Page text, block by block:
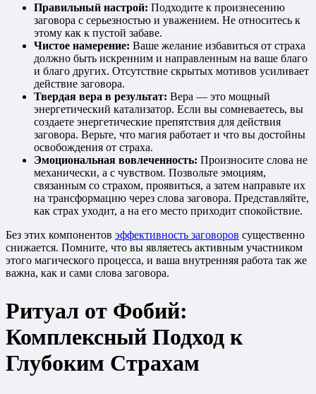
Правильный настрой: Подходите к произнесению
заговора с серьезностью и уважением. Не относитесь к
этому как к пустой забаве.
Чистое намерение: Ваше желание избавиться от страха
должно быть искренним и направленным на ваше благо
и благо других. Отсутствие скрытых мотивов усиливает
действие заговора.
Твердая вера в результат: Вера — это мощный
энергетический катализатор. Если вы сомневаетесь, вы
создаете энергетические препятствия для действия
заговора. Верьте, что магия работает и что вы достойны
освобождения от страха.
Эмоциональная вовлеченность: Произносите слова не
механически, а с чувством. Позвольте эмоциям,
связанным со страхом, проявиться, а затем направьте их
на трансформацию через слова заговора. Представляйте,
как страх уходит, а на его место приходит спокойствие.
Без этих компонентов эффективность заговоров существенно
снижается. Помните, что вы являетесь активным участником
этого магического процесса, и ваша внутренняя работа так же
важна, как и сами слова заговора.
Ритуал от Фобий:
Комплексный Подход к
Глубоким Страхам